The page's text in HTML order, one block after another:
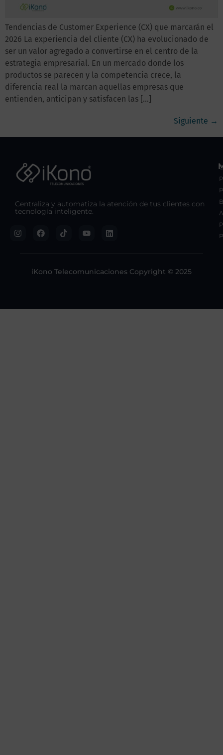
Tendencias de Customer Experience (CX) que marcarán el
2026 La experiencia del cliente (CX) ha evolucionado de
ser un valor agregado a convertirse en el centro de la
estrategia empresarial. En un mercado donde los
productos se parecen y la competencia crece, la
diferencia real la marcan aquellas empresas que
entienden, anticipan y satisfacen las […]
Siguiente →
Centraliza y automatiza la atención de tus clientes con
tecnología inteligente.
iKono Telecomunicaciones Copyright © 2025